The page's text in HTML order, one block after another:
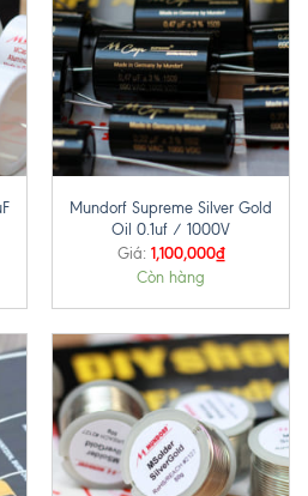
Mundorf Supreme Silver Gold
Oil 0.1uf / 1000V
Giá: 1,100,000₫
Còn hàng